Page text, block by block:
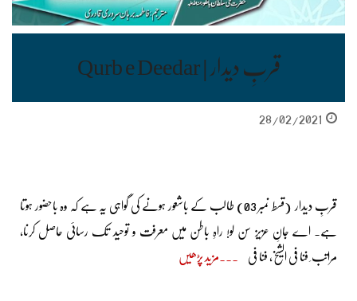
قربِ دیدار | Qurb e Deedar
28/02/2021
قربِ دیدار (قسط نمبر 03) طالب کے باشعور ہونے کی گواہی یہ ہے کہ وہ باحضور ہوتا
ہے۔ اے جانِ عزیز سن لو! راہِ باطن میں معرفت و توحید تک رسائی حاصل کرنا،
مراتب ِ فنا فی الشیخ، فنا فی مزید پڑھیں